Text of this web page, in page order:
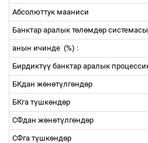
Абсолюттук мааниси
Банктар аралык төлөмдөр
анын ичинде (%) :
Бирдиктүү банктар аралык
БКдан жөнөтүлгөндөр
БКга түшкөндөр
СФдан жөнөтүлгөндөр
СФга түшкөндөр